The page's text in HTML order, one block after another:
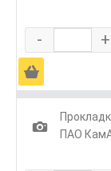
- +
Ä
1
ПАО